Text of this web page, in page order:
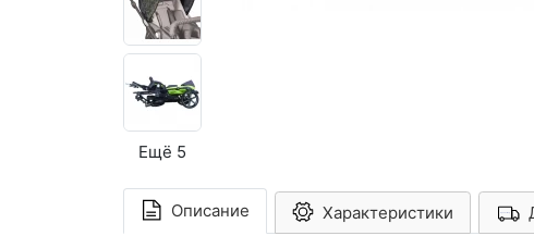
Ещё 5
Описание Характеристики Арконт-Мед